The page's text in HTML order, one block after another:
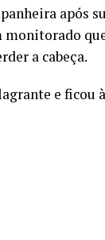
após
monitorado
a cabeça.
e ficou